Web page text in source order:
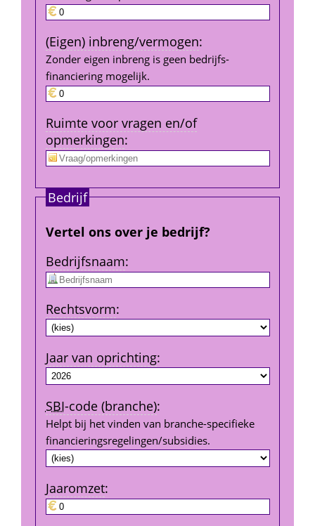
(Eigen) inbreng/vermogen:
Zonder eigen inbreng is geen bedrijfs­
financiering mogelijk.
Ruimte voor vragen en/of
opmerkingen:
Bedrijf
Vertel ons over je bedrijf?
Bedrijfs­naam:
Rechtsvorm:
Jaar van oprichting:
SBI-code (branche):
Helpt bij het vinden van branche-specifieke
financierings­regelingen/subsidies.
Jaar­omzet: